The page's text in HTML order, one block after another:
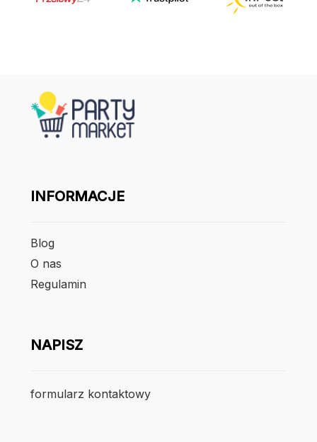
INFORMACJE
Blog
O nas
Regulamin
NAPISZ
formularz kontaktowy